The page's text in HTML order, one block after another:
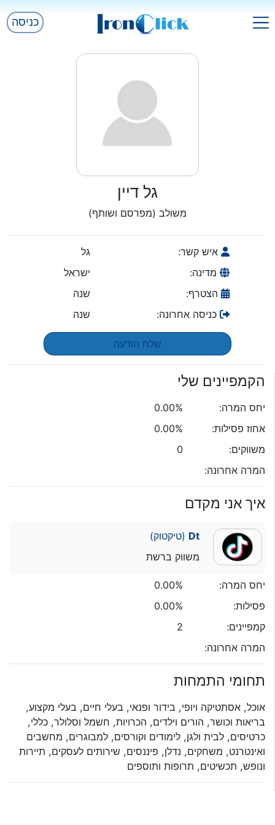
כניסה
גל דיין
משולב (מפרסם ושותף)
איש קשר:
גל
מדינה:
ישראל
הצטרף:
שנה
כניסה אחרונה:
שנה
שלח הודעה
הקמפיינים שלי
יחס המרה:
0.00%
אחוז פסילות:
0.00%
משווקים:
0
המרה אחרונה:
איך אני מקדם
Dt (טיקטוק)
משווק ברשת
יחס המרה:
0.00%
פסילות:
0.00%
קמפיינים:
2
המרה אחרונה:
תחומי התמחות
אוכל, אסתטיקה ויופי, בידור ופנאי, בעלי חיים, בעלי מקצוע,
בריאות וכושר, הורים וילדים, הכרויות, חשמל וסלולר, כללי,
כרטיסים, לבית ולגן, לימודים וקורסים, למבוגרים, מחשבים
ואינטרנט, משחקים, נדלן, פיננסים, שירותים לעסקים, תיירות
ונופש, תכשיטים, תרופות ותוספים